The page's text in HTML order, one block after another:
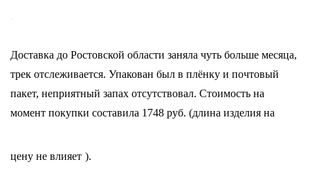
Доставка до Ростовской области заняла чуть больше месяца,
трек отслеживается. Упакован был в плёнку и почтовый
пакет, неприятный запах отсутствовал. Стоимость на
момент покупки составила 1748 руб. (длина изделия на
цену не влияет ).